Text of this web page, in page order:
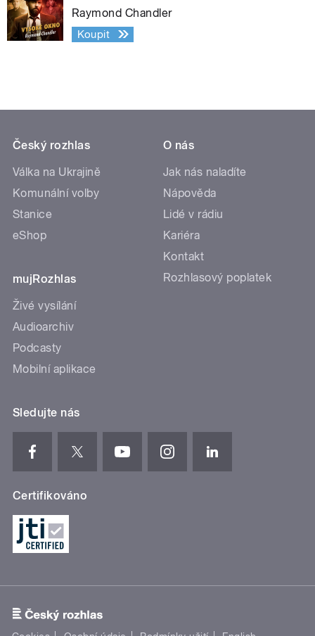
Raymond Chandler
Koupit
Český rozhlas
Válka na Ukrajině
Komunální volby
Stanice
eShop
mujRozhlas
Živé vysílání
Audioarchiv
Podcasty
Mobilní aplikace
O nás
Jak nás naladíte
Nápověda
Lidé v rádiu
Kariéra
Kontakt
Rozhlasový poplatek
Sledujte nás
Certifikováno